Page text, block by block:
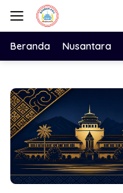
Langsung
Beranda Nusantara